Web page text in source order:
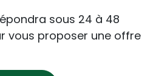
sous 24 à 48
vous proposer une offre